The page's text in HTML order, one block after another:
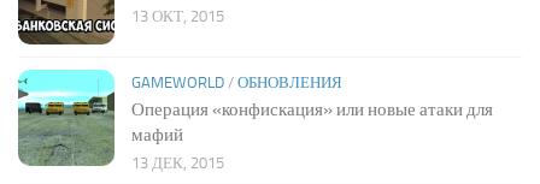
13 ОКТ, 2015
GAMEWORLD / ОБНОВЛЕНИЯ
Операция «конфискация» или новые атаки для
мафий
13 ДЕК, 2015